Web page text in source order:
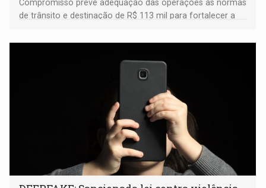
Compromisso prevê adequação das operações às normas
de trânsito e destinação de R$ 113 mil para fortalecer a